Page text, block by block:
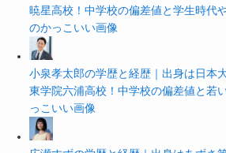
暁星高校！中学校の偏差値と学生時代
のかっこいい画像
小泉孝太郎の学歴と経歴｜出身は日本
東学院六浦高校！中学校の偏差値と若
っこいい画像